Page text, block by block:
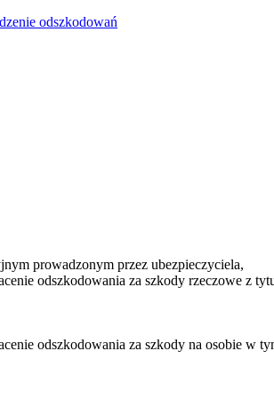
odszkodowań
prowadzonym przez ubezpieczyciela,
odszkodowania za szkody rzeczowe z
odszkodowania za szkody na osobie w